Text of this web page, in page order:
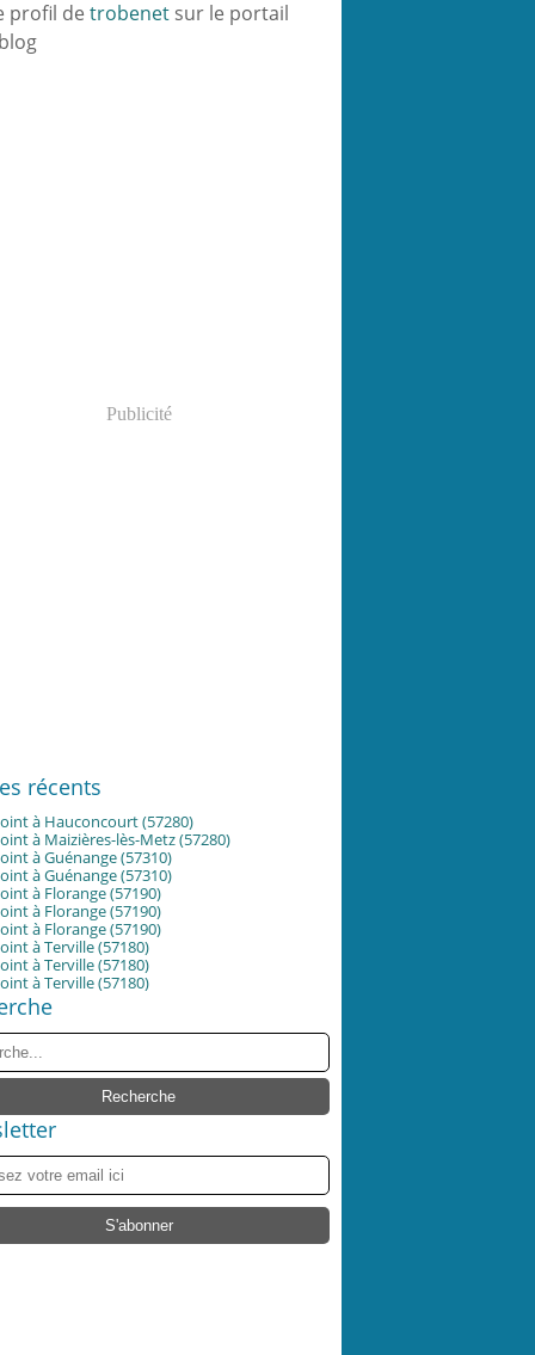
profil de trobenet sur le portail
Publicité
récents
à Hauconcourt (57280)
à Maizières-lès-Metz (57280)
à Guénange (57310)
à Guénange (57310)
à Florange (57190)
à Florange (57190)
à Florange (57190)
à Terville (57180)
à Terville (57180)
à Terville (57180)